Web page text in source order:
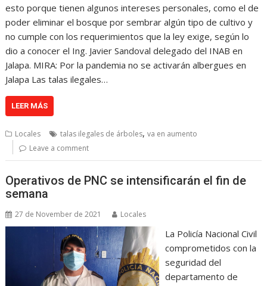
esto porque tienen algunos intereses personales, como el de
poder eliminar el bosque por sembrar algún tipo de cultivo y
no cumple con los requerimientos que la ley exige, según lo
dio a conocer el Ing. Javier Sandoval delegado del INAB en
Jalapa. MIRA: Por la pandemia no se activarán albergues en
Jalapa Las talas ilegales…
LEER MÁS
Locales talas ilegales de árboles,va en aumento
Leave a comment
Operativos de PNC se intensificarán el fin de
semana
27 de November de 2021 Locales
La Policía Nacional Civil
comprometidos con la
seguridad del
departamento de